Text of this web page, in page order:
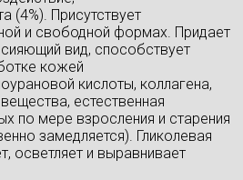
(4%). Присутствует
и свободной формах. Придает
вид, способствует
кожей
кислоты, коллагена,
естественная
по мере взросления и старения
замедляется). Гликолевая
осветляет и выравнивает